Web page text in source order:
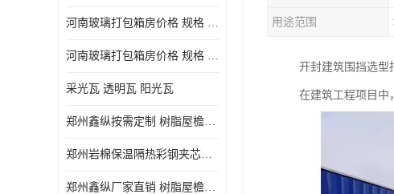
河南玻璃打包箱房价格 规格 鑫纵建材按需定制
河南玻璃打包箱房价格 规格 鑫纵建材批发
采光瓦 透明瓦 阳光瓦
郑州鑫纵按需定制 树脂屋檐装饰塑料琉璃瓦片 中式仿古瓦的特点 价格
郑州岩棉保温隔热彩钢夹芯板 郑州鑫纵支持定做
郑州鑫纵厂家直销 树脂屋檐装饰塑料琉璃瓦片 中式仿古瓦的特点 价格
用途范围
开封建筑围挡选型
在建筑工程项目中